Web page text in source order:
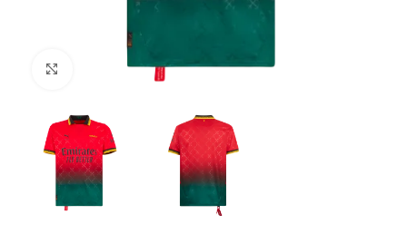
Click to enlarge